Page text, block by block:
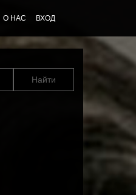
О НАС ВХОД